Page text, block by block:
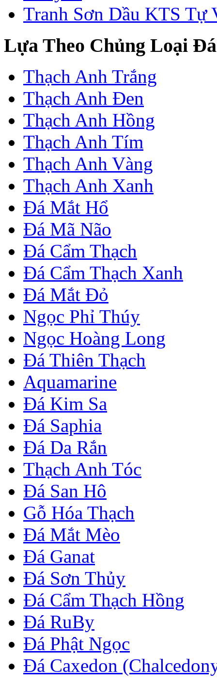
Tranh Sơn Dầu KTS Tự
Lựa Theo Chủng Loại Đá
Thạch Anh Trắng
Thạch Anh Đen
Thạch Anh Hồng
Thạch Anh Tím
Thạch Anh Vàng
Thạch Anh Xanh
Đá Mắt Hổ
Đá Mã Não
Đá Cẩm Thạch
Đá Cẩm Thạch Xanh
Đá Mắt Đỏ
Ngọc Phỉ Thúy
Ngọc Hoàng Long
Đá Thiên Thạch
Aquamarine
Đá Kim Sa
Đá Saphia
Đá Da Rắn
Thạch Anh Tóc
Đá San Hô
Gỗ Hóa Thạch
Đá Mắt Mèo
Đá Ganat
Đá Sơn Thủy
Đá Cẩm Thạch Hồng
Đá RuBy
Đá Phật Ngọc
Đá Caxedon